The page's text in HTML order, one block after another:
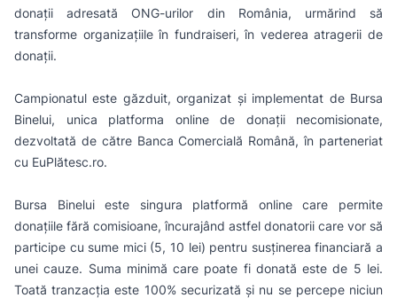
donații adresată ONG-urilor din România, urmărind să
transforme organizațiile în fundraiseri, în vederea atragerii de
donații.
Campionatul este găzduit, organizat și implementat de Bursa
Binelui, unica platforma online de donații necomisionate,
dezvoltată de către Banca Comercială Română, în parteneriat
cu EuPlătesc.ro.
Bursa Binelui este singura platformă online care permite
donațiile fără comisioane, încurajând astfel donatorii care vor să
participe cu sume mici (5, 10 lei) pentru susținerea financiară a
unei cauze. Suma minimă care poate fi donată este de 5 lei.
Toată tranzacția este 100% securizată și nu se percepe niciun